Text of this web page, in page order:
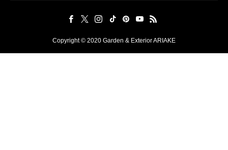
Copyright © 2020 Garden & Exterior ARIAKE